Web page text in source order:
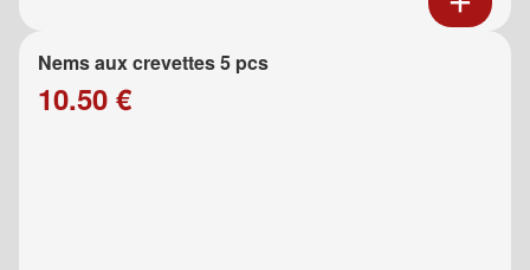
Nems aux crevettes 5 pcs
10.50 €